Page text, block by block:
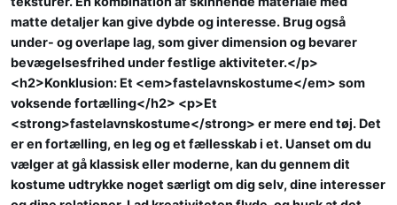
matte detaljer kan give dybde og interesse. Brug også
under- og overlape lag, som giver dimension og bevarer
bevægelsesfrihed under festlige aktiviteter.</p>
<h2>Konklusion: Et <em>fastelavnskostume</em> som
voksende fortælling</h2> <p>Et
<strong>fastelavnskostume</strong> er mere end tøj. Det
er en fortælling, en leg og et fællesskab i et. Uanset om du
vælger at gå klassisk eller moderne, kan du gennem dit
kostume udtrykke noget særligt om dig selv, dine interesser